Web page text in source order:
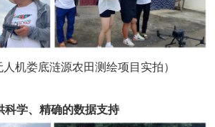
人机娄底涟源农田测绘项目实拍）
科学、精确的数据支持